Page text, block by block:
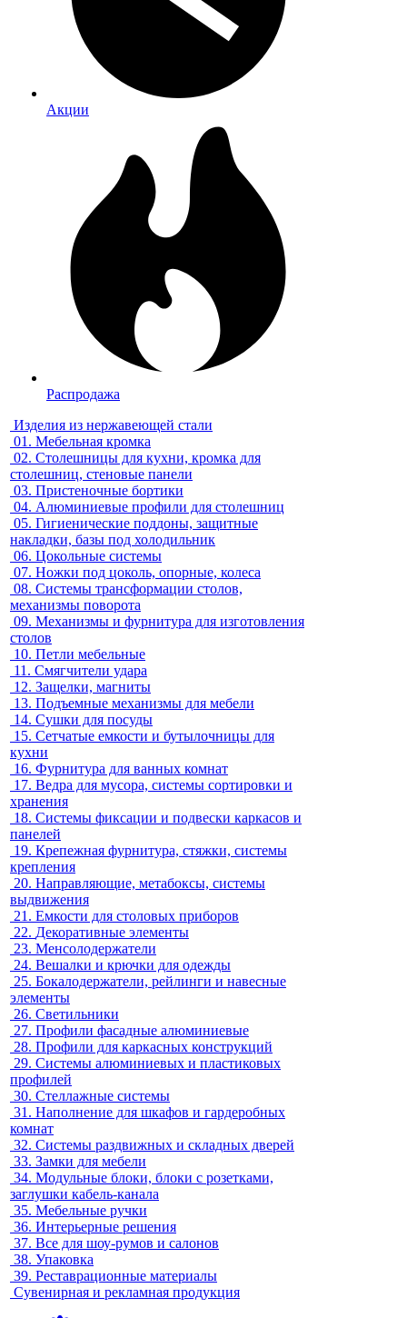
Акции
Распродажа
Изделия из нержавеющей стали
01. Мебельная кромка
02. Столешницы для кухни, кромка для
столешниц, стеновые панели
03. Пристеночные бортики
04. Алюминиевые профили для столешниц
05. Гигиенические поддоны, защитные
накладки, базы под холодильник
06. Цокольные системы
07. Ножки под цоколь, опорные, колеса
08. Системы трансформации столов,
механизмы поворота
09. Механизмы и фурнитура для изготовления
столов
10. Петли мебельные
11. Смягчители удара
12. Защелки, магниты
13. Подъемные механизмы для мебели
14. Сушки для посуды
15. Сетчатые емкости и бутылочницы для
кухни
16. Фурнитура для ванных комнат
17. Ведра для мусора, системы сортировки и
хранения
18. Системы фиксации и подвески каркасов и
панелей
19. Крепежная фурнитура, стяжки, системы
крепления
20. Направляющие, метабоксы, системы
выдвижения
21. Емкости для столовых приборов
22. Декоративные элементы
23. Менсолодержатели
24. Вешалки и крючки для одежды
25. Бокалодержатели, рейлинги и навесные
элементы
26. Светильники
27. Профили фасадные алюминиевые
28. Профили для каркасных конструкций
29. Системы алюминиевых и пластиковых
профилей
30. Стеллажные системы
31. Наполнение для шкафов и гардеробных
комнат
32. Системы раздвижных и складных дверей
33. Замки для мебели
34. Модульные блоки, блоки с розетками,
заглушки кабель-канала
35. Мебельные ручки
36. Интерьерные решения
37. Все для шоу-румов и салонов
38. Упаковка
39. Реставрационные материалы
Сувенирная и рекламная продукция